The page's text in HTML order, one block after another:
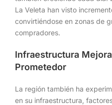
La Veleta han visto
convirtiéndose en zonas de
compradores.
Infraestructura
Prometedor
La región también ha
en su infraestructura,